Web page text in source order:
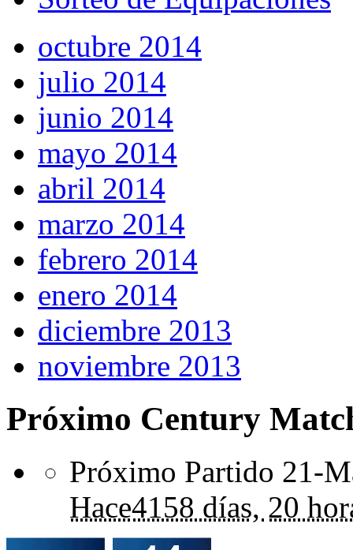
octubre 2014
julio 2014
junio 2014
mayo 2014
abril 2014
marzo 2014
febrero 2014
enero 2014
diciembre 2013
noviembre 2013
Próximo Century
Próximo Partido 21-
Hace4158 días, 20